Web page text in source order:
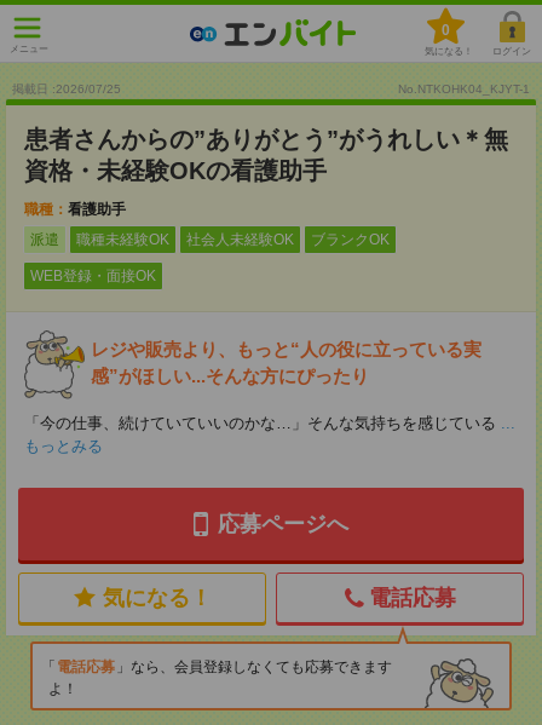
メニュー
0
気になる！ ログイン
掲載日 :2026/07/25 No.NTKOHK04_KJYT-1
患者さんからの”ありがとう”がうれしい＊無
資格・未経験OKの看護助手
職種： 看護助手
派遣
職種未経験OK 社会人未経験OK ブランクOK
WEB登録・面接OK
レジや販売より、もっと“人の役に立っている実
感”がほしい...そんな方にぴったり
「今の仕事、続けていていいのかな…」そんな気持ちを感じている ...
もっとみる
応募ページへ
気になる！ 電話応募
電話応募
なら、会員登録しなくても応募できます
よ！